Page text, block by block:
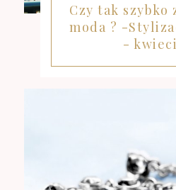
Czy tak szybko
moda ? -
-